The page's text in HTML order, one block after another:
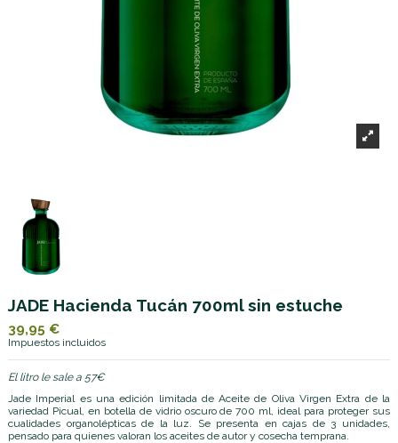
JADE Hacienda Tucán 700ml sin estuche
39,95 €
Impuestos incluidos
El litro le sale a 57€
Jade Imperial es una edición limitada de Aceite de Oliva Virgen Extra de la
variedad Picual, en botella de vidrio oscuro de 700 ml, ideal para proteger sus
cualidades organolépticas de la luz. Se presenta en cajas de 3 unidades,
pensado para quienes valoran los aceites de autor y cosecha temprana.